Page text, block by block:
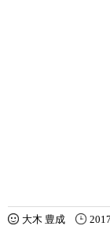
大木 豊成